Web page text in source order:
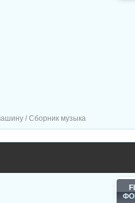
/ Сборник музыка